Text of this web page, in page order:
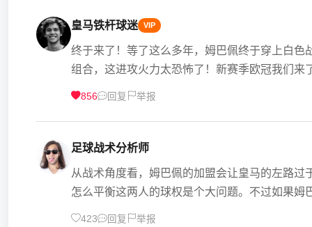
皇马铁杆球迷 VIP
终于来了！等了这么多年，姆巴佩终于穿上白色
组合，这进攻火力太恐怖了！新赛季欧冠我们来
856 回复 举报
足球战术分析师
从战术角度看，姆巴佩的加盟会让皇马的左路
怎么平衡这两人的球权是个大问题。不过如果姆
423 回复 举报